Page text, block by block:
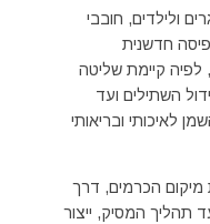
ולילדים, חובבי
חדשנית
לפיה קיימת שליטה
השתילים ועד
לאיכותי ובריאותי
הכרמים, דרך
תהליך המסיק, ייצור